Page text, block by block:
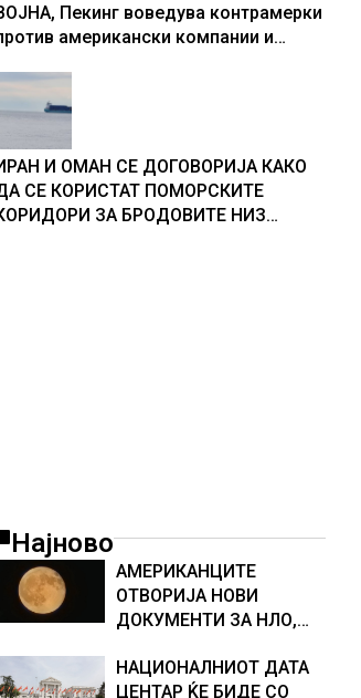
Пекинг воведува контрамерки
американски компании и
И ОМАН СЕ ДОГОВОРИЈА КАКО
СЕ КОРИСТАТ ПОМОРСКИТЕ
ЗА БРОДОВИТЕ НИЗ
Најново
АМЕРИКАНЦИТЕ
ОТВОРИЈА НОВИ
ДОКУМЕНТИ ЗА НЛО,
истраги проверувало
снимки за „Големи
НАЦИОНАЛНИОТ ДАТА
ЦЕНТАР ЌЕ БИДЕ СО